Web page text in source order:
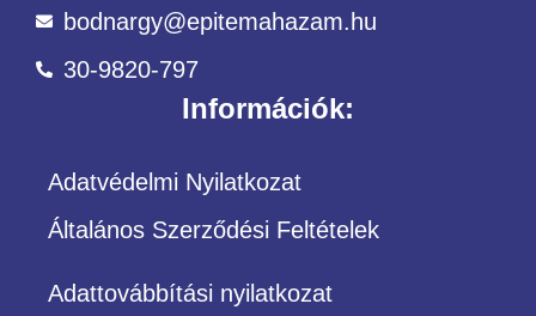
bodnargy@epitemahazam.hu
30-9820-797
Információk:
Adatvédelmi Nyilatkozat
Általános Szerződési Feltételek
Adattovábbítási nyilatkozat